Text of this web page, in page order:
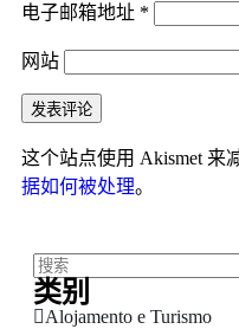
电子邮箱地址 *
网站
这个站点使用 Akismet 来
据如何被处理。
类别
Alojamento e Turismo